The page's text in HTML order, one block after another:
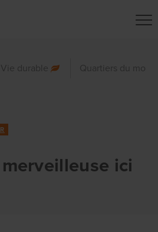
Vie durable Quartiers du
ici